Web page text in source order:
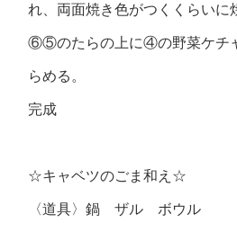
れ、両面焼き色がつくくらいに
⑥⑤のたらの上に④の野菜ケチ
らめる。
完成
☆キャベツのごま和え☆
〈道具〉鍋 ザル ボウル